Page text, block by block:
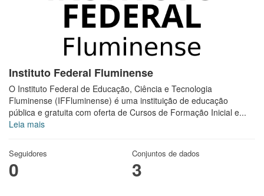
Instituto Federal Fluminense
O Instituto Federal de Educação, Ciência e Tecnologia
Fluminense (IFFluminense) é uma instituição de educação
pública e gratuita com oferta de Cursos de Formação Inicial e...
Leia mais
Seguidores
0
Conjuntos de dados
3